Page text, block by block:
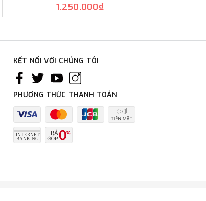
1.250.000₫
KẾT NỐI VỚI CHÚNG TÔI
PHƯƠNG THỨC THANH TOÁN